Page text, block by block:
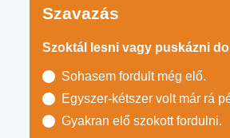
Szavazás
Szoktál lesni vagy puskázni
Sohasem fordult még elő.
Egyszer-kétszer volt már rá
Gyakran elő szokott fordulni.